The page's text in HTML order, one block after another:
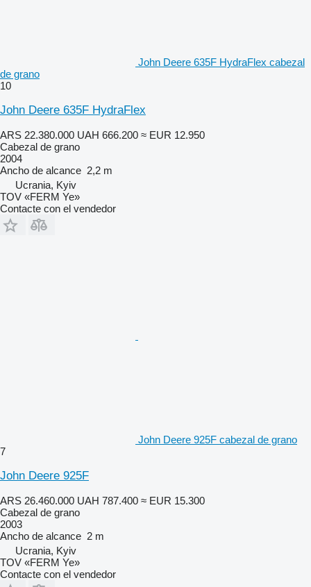
John Deere 635F HydraFlex cabezal
de grano
10
John Deere 635F HydraFlex
ARS 22.380.000 UAH 666.200 ≈ EUR 12.950
Cabezal de grano
2004
Ancho de alcance 2,2 m
Ucrania, Kyiv
TOV «FERM Ye»
Contacte con el vendedor
John Deere 925F cabezal de grano
7
John Deere 925F
ARS 26.460.000 UAH 787.400 ≈ EUR 15.300
Cabezal de grano
2003
Ancho de alcance 2 m
Ucrania, Kyiv
TOV «FERM Ye»
Contacte con el vendedor